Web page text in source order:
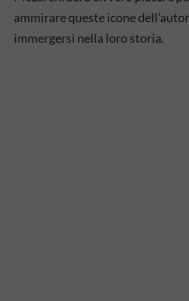
ammirare queste icone
immergersi nella loro storia.